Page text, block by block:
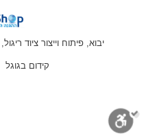
יבוא, פיתוח וייצור ציוד ריגול,
קידום בגוגל